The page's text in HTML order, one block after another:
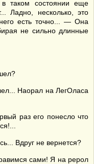
состоянии еще
Ладно, несколько, это
есть точно... — Она
не сильно длинные
Наорал на ЛегОласа
раз его понесло что
Вдруг не вернется?
сами! Я на рерол